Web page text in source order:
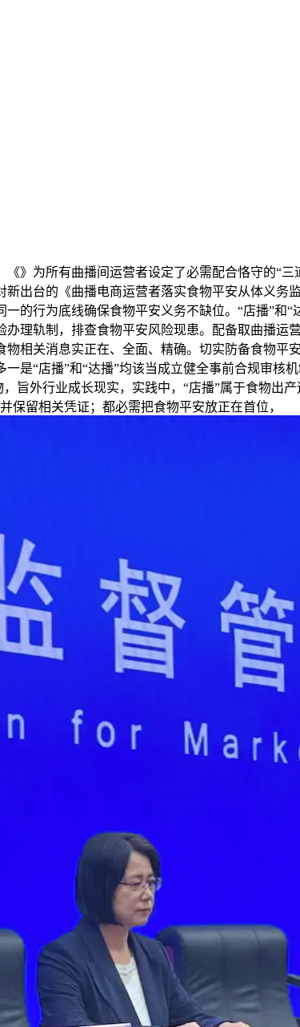
为所有曲播间运营者设定了必需配合恪守的“三
出台的《曲播电商运营者落实食物平安从体义务
的行为底线确保食物平安义务不缺位。“店播”和
理轨制，排查食物平安风险现患。配备取曲播运
相关消息实正在、全面、精确。切实防备食物平
是“店播”和“达播”均该当成立健全事前合规审核
旨外行业成长现实，实践中，“店播”属于食物出
保留相关凭证；都必需把食物平安放正在首位，